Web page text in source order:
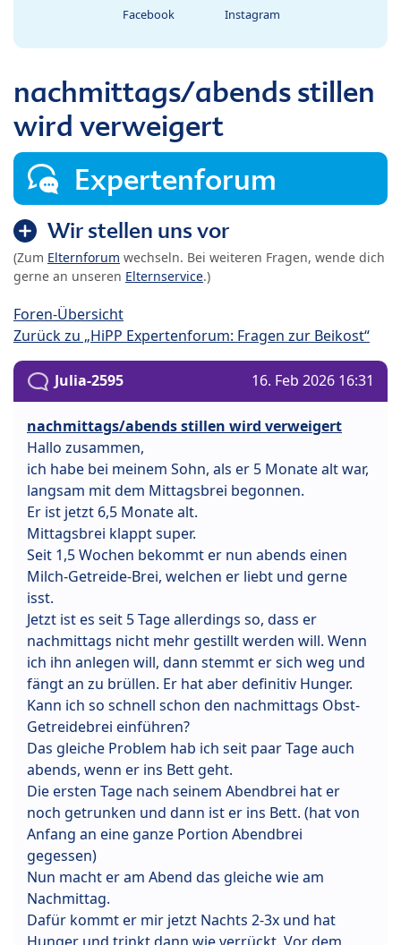
Facebook Instagram
nachmittags/abends stillen
wird verweigert
Expertenforum
Wir stellen uns vor
(Zum Elternforum wechseln. Bei weiteren Fragen, wende dich
gerne an unseren Elternservice.)
Foren-Übersicht
Zurück zu „HiPP Expertenforum: Fragen zur Beikost“
Julia-2595 16. Feb 2026 16:31
nachmittags/abends stillen wird verweigert
Hallo zusammen,
ich habe bei meinem Sohn, als er 5 Monate alt war,
langsam mit dem Mittagsbrei begonnen.
Er ist jetzt 6,5 Monate alt.
Mittagsbrei klappt super.
Seit 1,5 Wochen bekommt er nun abends einen
Milch-Getreide-Brei, welchen er liebt und gerne
isst.
Jetzt ist es seit 5 Tage allerdings so, dass er
nachmittags nicht mehr gestillt werden will. Wenn
ich ihn anlegen will, dann stemmt er sich weg und
fängt an zu brüllen. Er hat aber definitiv Hunger.
Kann ich so schnell schon den nachmittags Obst-
Getreidebrei einführen?
Das gleiche Problem hab ich seit paar Tage auch
abends, wenn er ins Bett geht.
Die ersten Tage nach seinem Abendbrei hat er
noch getrunken und dann ist er ins Bett. (hat von
Anfang an eine ganze Portion Abendbrei
gegessen)
Nun macht er am Abend das gleiche wie am
Nachmittag.
Dafür kommt er mir jetzt Nachts 2-3x und hat